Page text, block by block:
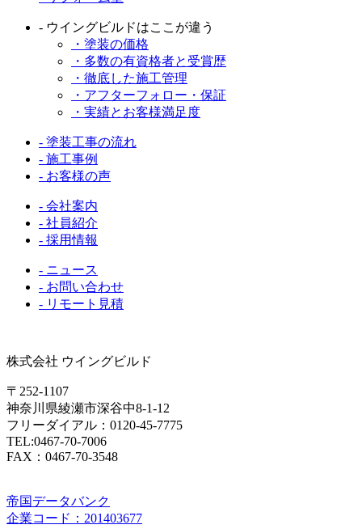
- ウイングビルドはここが違う
・塗装の価格
・多数の有資格者と受賞歴
・徹底した施工管理
・アフターフォロー・保証
・実績とお客様満足度
- 塗装工事の流れ
- 施工事例
- お客様の声
- 会社案内
- 社員紹介
- 採用情報
- ニュース
- お問い合わせ
- リモート見積
株式会社 ウイングビルド
〒252-1107
神奈川県綾瀬市深谷中8-1-12
フリーダイアル：0120-45-7775
TEL:0467-70-7006
FAX：0467-70-3548
帝国データバンク
企業コード：201403677